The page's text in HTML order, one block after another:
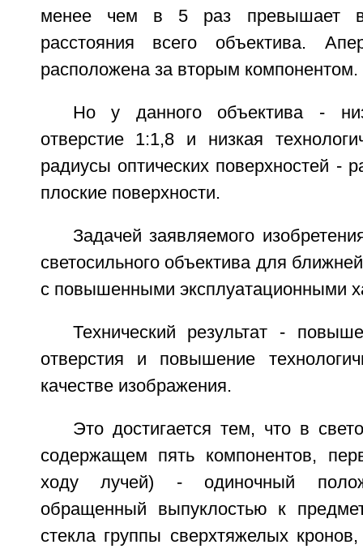
менее чем в 5 раз превышает
расстояния всего объектива.
расположена за вторым компонентом.
Но у данного объектива -
отверстие 1:1,8 и низкая
радиусы оптических поверхностей -
плоские поверхности.
Задачей заявляемого
светосильного объектива для
с повышенными эксплуатационными
Технический результат -
отверстия и повышение
качестве изображения.
Это достигается тем, что в
содержащем пять компонентов,
ходу лучей) - одиночный
обращенный выпуклостью к
стекла группы сверхтяжелых